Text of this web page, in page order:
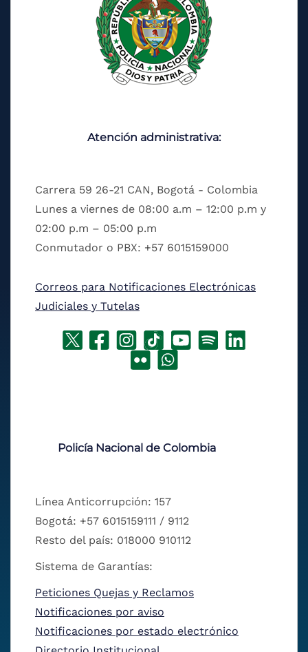
Atención administrativa:
Carrera 59 26-21 CAN, Bogotá - Colombia
Lunes a viernes de 08:00 a.m – 12:00 p.m y
02:00 p.m – 05:00 p.m
Conmutador o PBX: +57 6015159000
Correos para Notificaciones Electrónicas
Judiciales y Tutelas
Policía Nacional de Colombia
Línea Anticorrupción: 157
Bogotá: +57 6015159111 / 9112
Resto del país: 018000 910112
Sistema de Garantías:
Peticiones Quejas y Reclamos
Notificaciones por aviso
Notificaciones por estado electrónico